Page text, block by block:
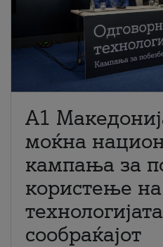
A1
моќна
кампања за
користење на
сообраќајот